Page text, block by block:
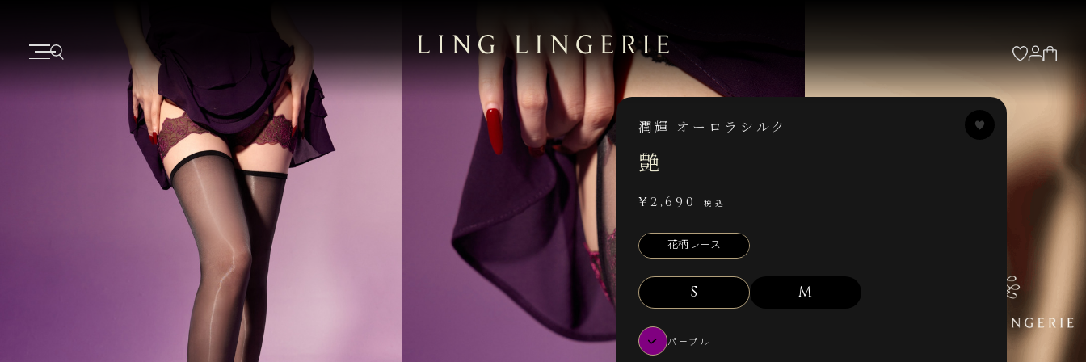
潤輝 オーロラシルク
艶
¥2,690 税込
花柄レース
S M
パープル